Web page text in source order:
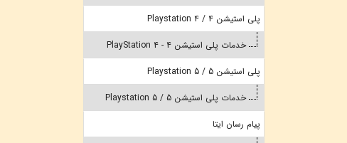
پلی استیشن 4 / Playstation 4
خدمات پلی استیشن 4 - PlayStation 4
پلی استیشن 5 / Playstation 5
خدمات پلی استیشن 5 / Playstation 5
پیام رسان ایتا